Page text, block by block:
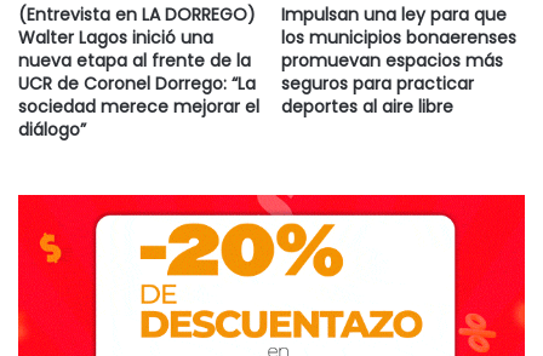
(Entrevista en LA DORREGO)
Walter Lagos inició una
nueva etapa al frente de la
UCR de Coronel Dorrego: “La
sociedad merece mejorar el
diálogo”
Impulsan una ley para que
los municipios bonaerenses
promuevan espacios más
seguros para practicar
deportes al aire libre